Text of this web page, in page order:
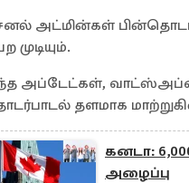
அட்மின்கள்
முடியும்.
அப்டேட்கள்,
தளமாக
கனடா:
அழைப்பு